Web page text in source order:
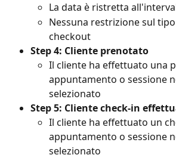
La data è ristretta
Nessuna restrizione sul
checkout
Step 4: Cliente prenotato
Il cliente ha effettuato una
appuntamento o sessione
selezionato
Step 5: Cliente check-in
Il cliente ha effettuato un
appuntamento o sessione
selezionato